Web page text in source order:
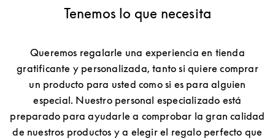
Tenemos lo que necesita
Queremos regalarle una experiencia en tienda
gratificante y personalizada, tanto si quiere comprar
un producto para usted como si es para alguien
especial. Nuestro personal especializado está
preparado para ayudarle a comprobar la gran calidad
de nuestros productos y a elegir el regalo perfecto que